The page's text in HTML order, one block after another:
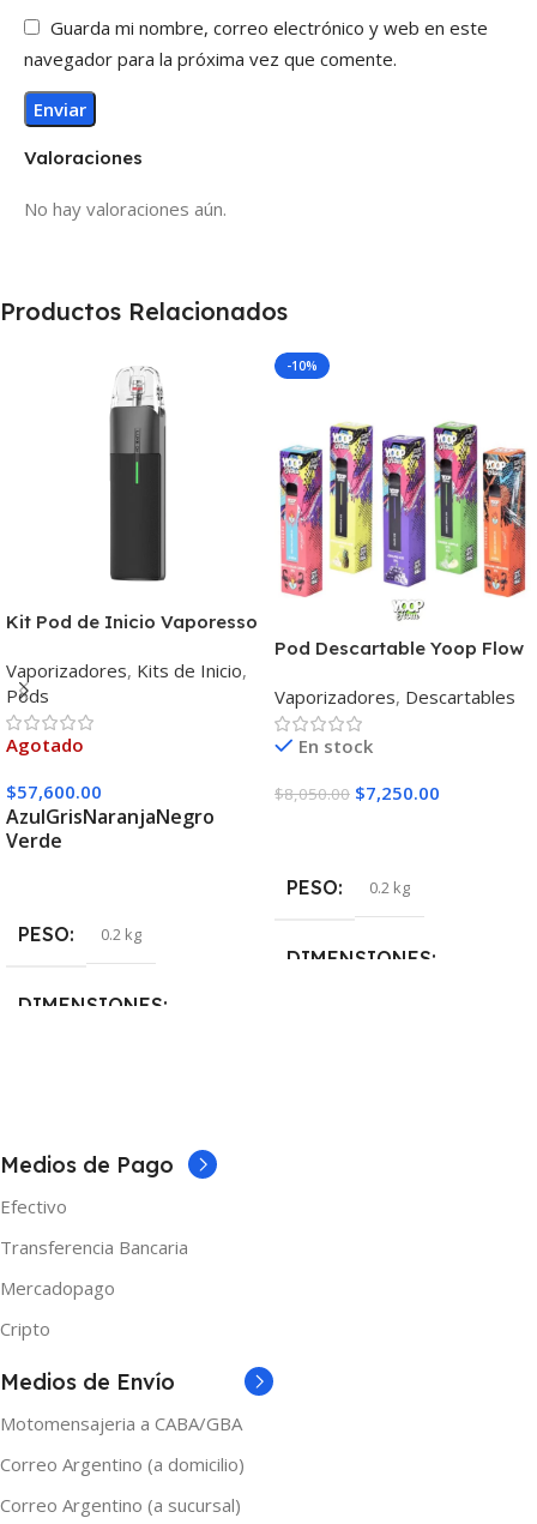
Valoraciones
No hay valoraciones aún.
Guarda mi nombre, correo electrónico y web en este
navegador para la próxima vez que comente.
Productos Relacionados
Kit Pod de Inicio Vaporesso
Vaporizadores, Kits de Inicio,
Pods
Agotado
$57,600.00
AzulGrisNaranjaNegro
Verde
PESO 0.2 kg
DIMENSIONES
Verde
-10%
Pod Descartable Yoop Flow
Vaporizadores, Descartables
En stock
$8,050.00 $7,250.00
PESO 0.2 kg
DIMENSIONES
Medios de Pago
Efectivo
Transferencia Bancaria
Mercadopago
Cripto
Medios de Envío
Motomensajeria a CABA/GBA
Correo Argentino (a domicilio)
Correo Argentino (a sucursal)